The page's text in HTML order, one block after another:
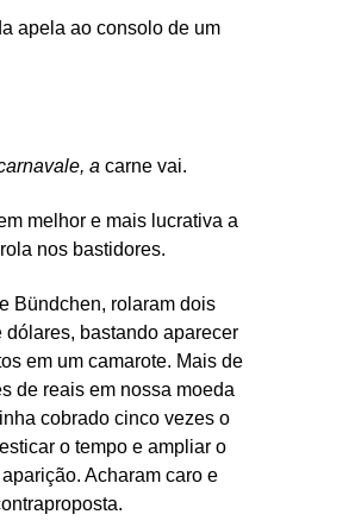
apela ao consolo de um
a carne vai.
melhor e mais lucrativa a
nos bastidores.
Bündchen, rolaram dois
dólares, bastando aparecer
em um camarote. Mais de
de reais em nossa moeda
cobrado cinco vezes o
o tempo e ampliar o
Acharam caro e